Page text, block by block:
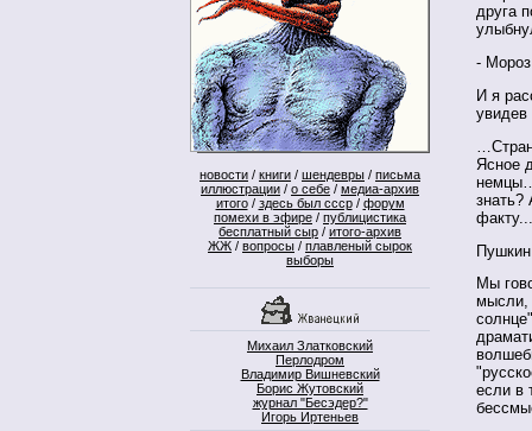
новости / книги / шендевры / письма
иллюстрации / о себе / медиа-архив
итого/ здесь был ссср/ форум
помехи в эфире / публицистика
бесплатный сыр / итого-архив
ЖЖ / вопросы / плавленый сырок
выборы
Михаил Златковский
Перлодром
Владимир Вишневский
Борис Жутовский
журнал "Бесэдер?"
Игорь Иртеньев
друга
-
И я
увидев
Ясное
знать?
факту...
Мы
мысли,
если в